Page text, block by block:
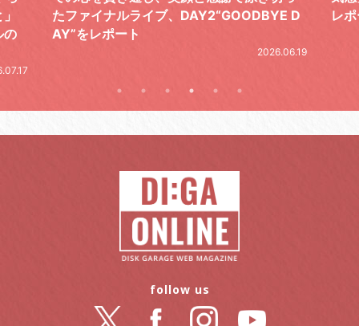
D
レポート
と
follow us